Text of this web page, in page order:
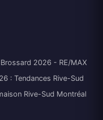
2026 - RE/MAX
: Tendances Rive-Sud
Rive-Sud Montréal